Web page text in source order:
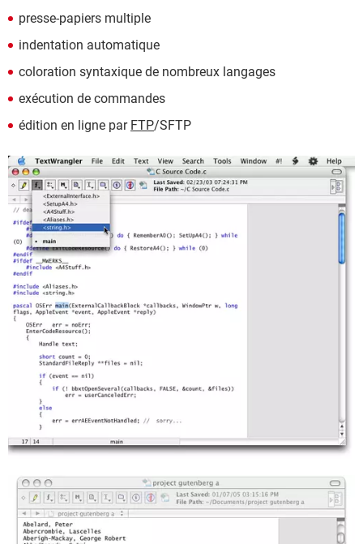
presse-papiers multiple
indentation automatique
coloration syntaxique de nombreux langages
exécution de commandes
édition en ligne par FTP/SFTP